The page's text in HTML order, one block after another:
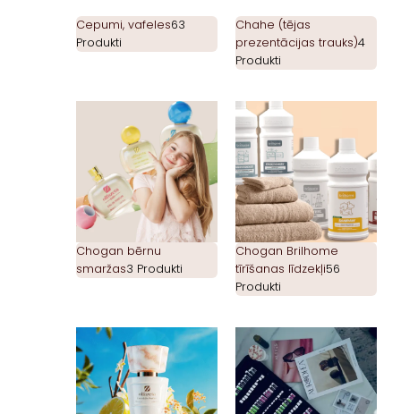
Cepumi, vafeles63
Produkti
Chahe (tējas
prezentācijas trauks)4
Produkti
Chogan bērnu
smaržas3 Produkti
Chogan Brilhome
tīrīšanas līdzekļi56
Produkti